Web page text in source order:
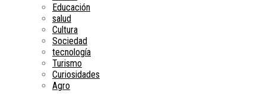
Educación
salud
Cultura
Sociedad
tecnología
Turismo
Curiosidades
Agro